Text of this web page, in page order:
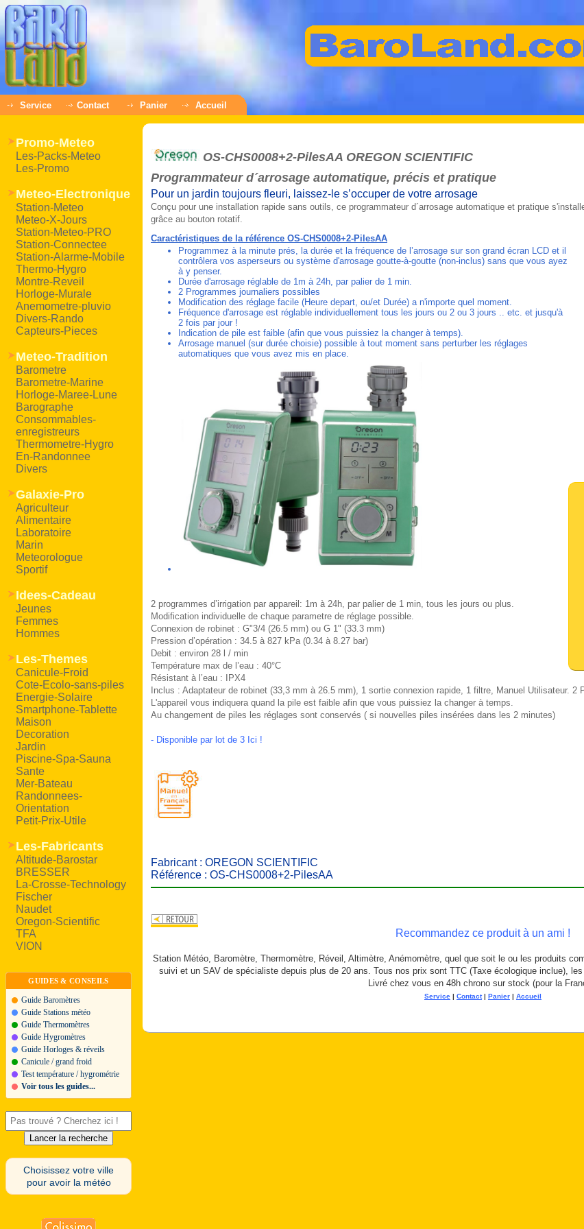
Service Contact Panier Accueil
Promo-Meteo
Les-Packs-Meteo
Les-Promo
Meteo-Electronique
Station-Meteo
Meteo-X-Jours
Station-Meteo-PRO
Station-Connectee
Station-Alarme-Mobile
Thermo-Hygro
Montre-Reveil
Horloge-Murale
Anemometre-pluvio
Divers-Rando
Capteurs-Pieces
Meteo-Tradition
Barometre
Barometre-Marine
Horloge-Maree-Lune
Barographe
Consommables-
enregistreurs
Thermometre-Hygro
En-Randonnee
Divers
Galaxie-Pro
Agriculteur
Alimentaire
Laboratoire
Marin
Meteorologue
Sportif
Idees-Cadeau
Jeunes
Femmes
Hommes
Les-Themes
Canicule-Froid
Cote-Ecolo-sans-piles
Energie-Solaire
Smartphone-Tablette
Maison
Decoration
Jardin
Piscine-Spa-Sauna
Sante
Mer-Bateau
Randonnees-
Orientation
Petit-Prix-Utile
Les-Fabricants
Altitude-Barostar
BRESSER
La-Crosse-Technology
Fischer
Naudet
Oregon-Scientific
TFA
VION
GUIDES & CONSEILS
Guide Baromètres
Guide Stations météo
Guide Thermomètres
Guide Hygromètres
Guide Horloges & réveils
Canicule / grand froid
Test température / hygrométrie
Voir tous les guides...
Choisissez votre ville
pour avoir la météo
OS-CHS0008+2-PilesAA OREGON SCIENTIFIC
Programmateur d´arrosage automatique, précis et pratique
Pour un jardin toujours fleuri, laissez-le s’occuper de votre arrosage
Conçu pour une installation rapide sans outils, ce programmateur d´arrosage automatique et pratique
grâce au bouton rotatif.
Caractéristiques de la référence OS-CHS0008+2-PilesAA
Programmez à la minute prés, la durée et la fréquence de l’arrosage sur son grand écran LCD et il
contrôlera vos asperseurs ou système d'arrosage goutte-à-goutte (non-inclus) sans que vous ayez
à y penser.
Durée d'arrosage réglable de 1m à 24h, par palier de 1 min.
2 Programmes journaliers possibles
Modification des réglage facile (Heure depart, ou/et Durée) a n'importe quel moment.
Fréquence d'arrosage est réglable individuellement tous les jours ou 2 ou 3 jours .. etc. et jusqu'à
2 fois par jour !
Indication de pile est faible (afin que vous puissiez la changer à temps).
Arrosage manuel (sur durée choisie) possible à tout moment sans perturber les réglages
automatiques que vous avez mis en place.
2 programmes d’irrigation par appareil: 1m à 24h, par palier de 1 min, tous les jours ou plus.
Modification individuelle de chaque parametre de réglage possible.
Connexion de robinet : G"3/4 (26.5 mm) ou G 1" (33.3 mm)
Pression d’opération : 34.5 à 827 kPa (0.34 à 8.27 bar)
Debit : environ 28 l / min
Température max de l’eau : 40°C
Résistant à l’eau : IPX4
Inclus : Adaptateur de robinet (33,3 mm à 26.5 mm), 1 sortie connexion rapide, 1 filtre, Manuel Utilisateur. 2
L'appareil vous indiquera quand la pile est faible afin que vous puissiez la changer à temps.
Au changement de piles les réglages sont conservés ( si nouvelles piles insérées dans les 2 minutes)
- Disponible par lot de 3 Ici !
Fabricant : OREGON SCIENTIFIC
Référence : OS-CHS0008+2-PilesAA
Recommandez ce produit à un ami !
Station Météo, Baromètre, Thermomètre, Réveil, Altimètre, Anémomètre, quel que soit le ou les produits
suivi et un SAV de spécialiste depuis plus de 20 ans. Tous nos prix sont TTC (Taxe écologique inclue),
Livré chez vous en 48h chrono sur stock (pour la
Service | Contact| Panier | Accueil